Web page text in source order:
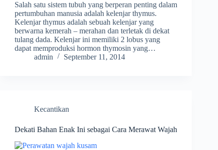
Salah satu sistem tubuh yang berperan penting dalam
pertumbuhan manusia adalah kelenjar thymus.
Kelenjar thymus adalah sebuah kelenjar yang
berwarna kemerah – merahan dan terletak di dekat
tulang dada. Kelenjar ini memiliki 2 lobus yang
dapat memproduksi hormon thymosin yang…
admin
September 11, 2014
Kecantikan
Dekati Bahan Enak Ini sebagai Cara Merawat Wajah